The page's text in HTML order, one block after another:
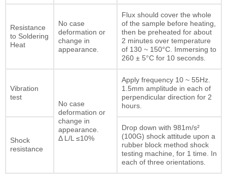
Resistance
to Soldering
Heat
No case
deformation or
change in
appearance.
Flux should cover the whole
of the sample before heating,
then be preheated for about
2 minutes over temperature
of 130 ~ 150°C. Immersing to
260 ± 5°C for 10 seconds.
Vibration
test
No case
deformation or
change in
appearance.
Δ L/L ≤10%
Apply frequency 10 ~ 55Hz.
1.5mm amplitude in each of
perpendicular direction for 2
hours.
Shock
resistance
Drop down with 981m/s²
(100G) shock attitude upon a
rubber block method shock
testing machine, for 1 time. In
each of three orientations.